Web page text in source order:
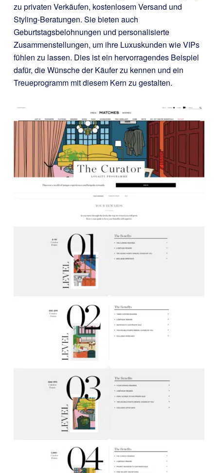
zu privaten Verkäufen, kostenlosem Versand und
Styling-Beratungen. Sie bieten auch
Geburtstagsbelohnungen und personalisierte
Zusammenstellungen, um ihre Luxuskunden wie VIPs
fühlen zu lassen. Dies ist ein hervorragendes Beispiel
dafür, die Wünsche der Käufer zu kennen und ein
Treueprogramm mit diesem Kern zu gestalten.